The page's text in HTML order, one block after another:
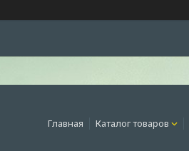
Главная Каталог товаров